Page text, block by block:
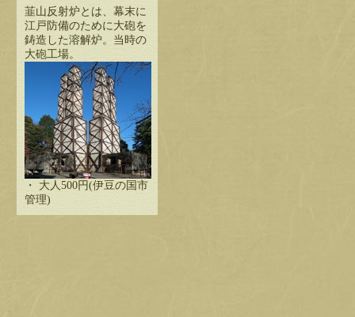
韮山反射炉とは、幕末に
江戸防備のために大砲を
鋳造した溶解炉。当時の
大砲工場。
・ 大人500円(伊豆の国市
管理)